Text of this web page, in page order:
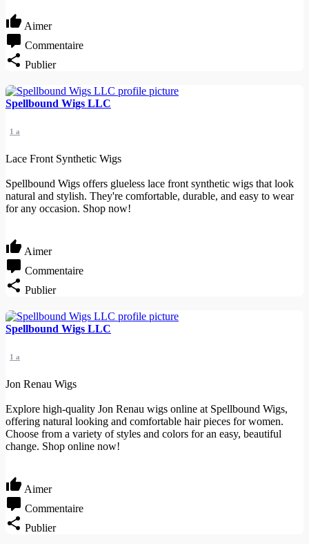
Aimer
Commentaire
Publier
Spellbound Wigs LLC
1 a
Lace Front Synthetic Wigs
Spellbound Wigs offers glueless lace front synthetic wigs that look
natural and stylish. They're comfortable, durable, and easy to wear
for any occasion. Shop now!
Aimer
Commentaire
Publier
Spellbound Wigs LLC
1 a
Jon Renau Wigs
Explore high-quality Jon Renau wigs online at Spellbound Wigs,
offering natural looking and comfortable hair pieces for women.
Choose from a variety of styles and colors for an easy, beautiful
change. Shop online now!
Aimer
Commentaire
Publier